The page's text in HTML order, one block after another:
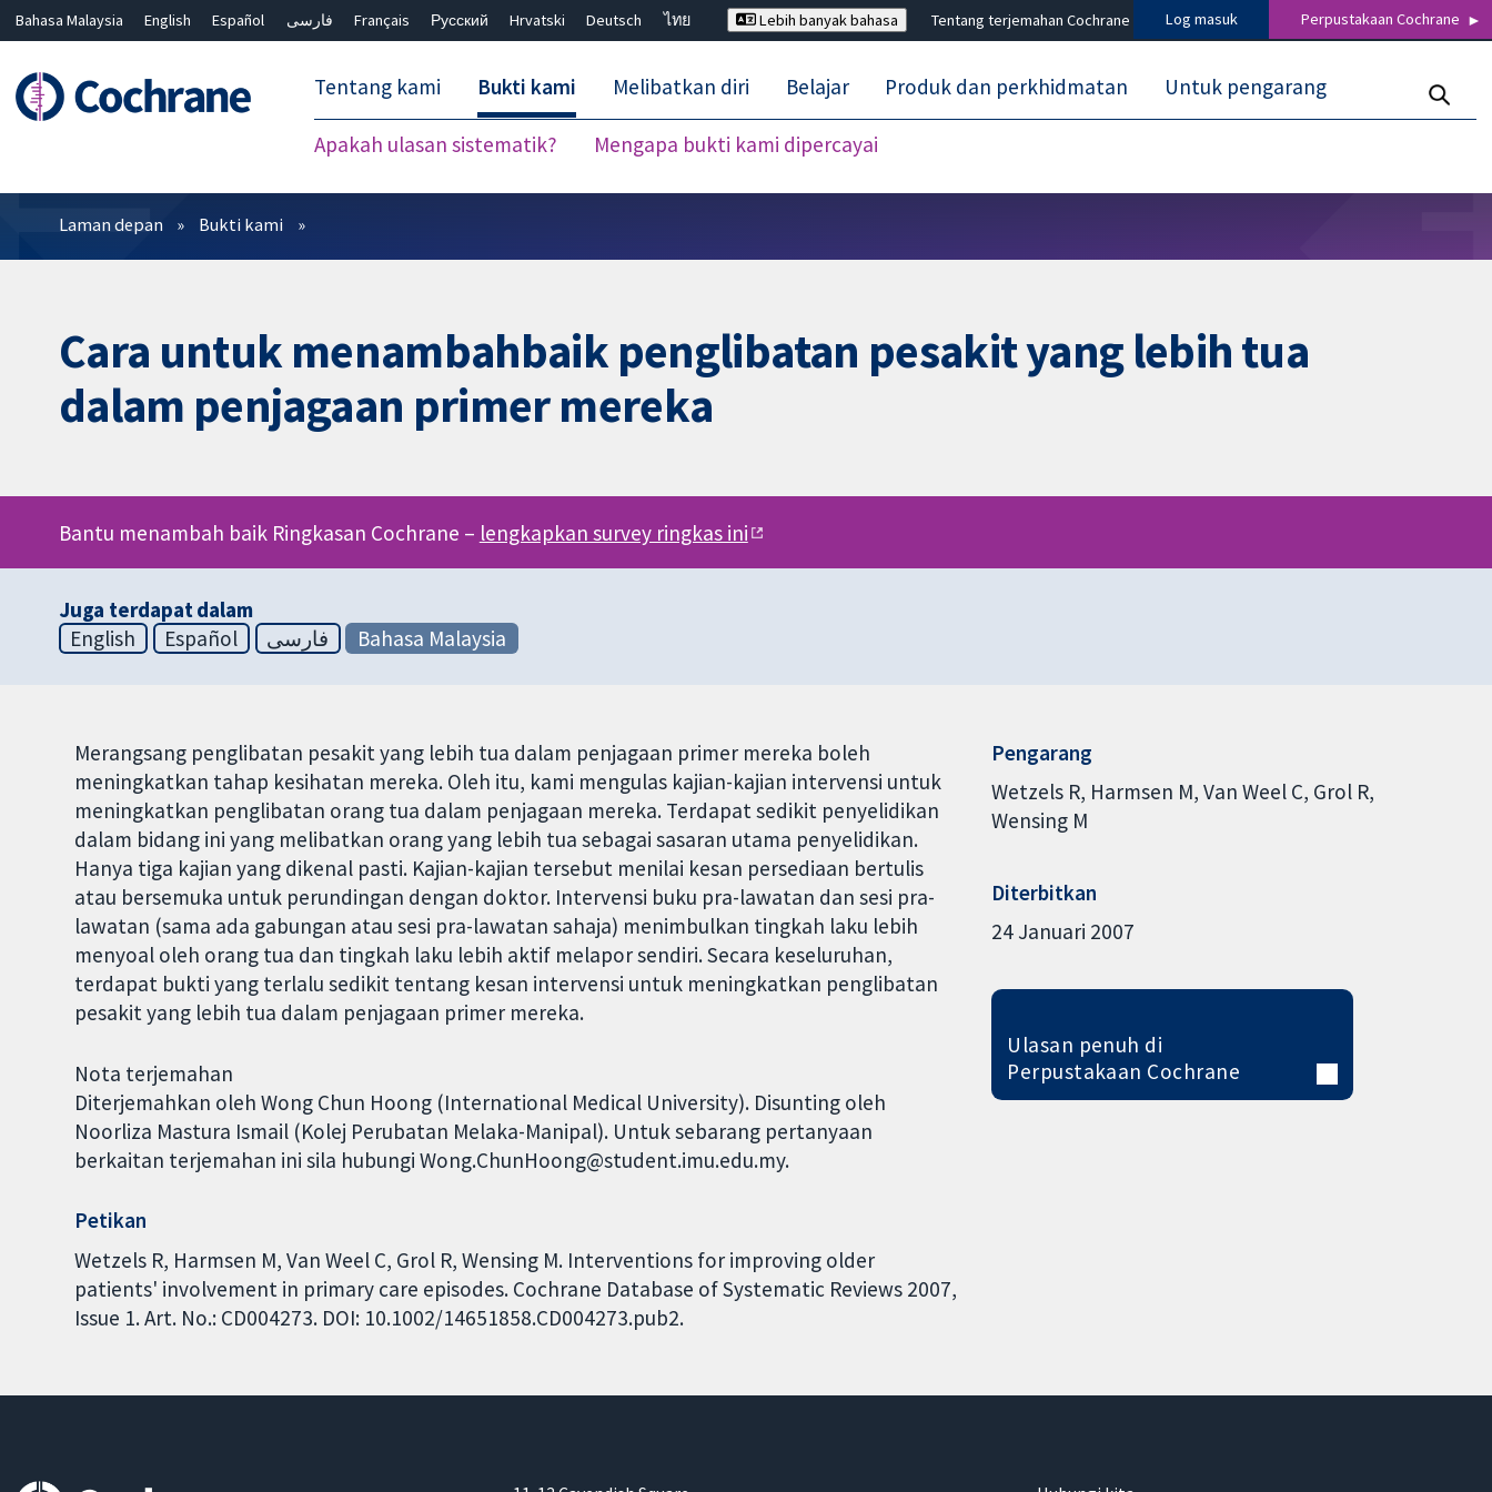
Bahasa Malaysia English Español فارسی Français Русский Hrvatski Deutsch
ไทย
Lebih banyak bahasa Tentang terjemahan Cochrane Log masuk Perpustakaan Cochrane
Tentang kami Bukti kami
Apakah ulasan sistematik? Mengapa bukti kami dipercayai
Melibatkan diri Belajar Produk dan perkhidmatan Untuk pengarang
Penapis
Laman depan Bukti kami
Cara untuk menambahbaik penglibatan pesakit yang lebih tua
dalam penjagaan primer mereka
Bantu menambah baik Ringkasan Cochrane – lengkapkan survey ringkas ini
Juga terdapat dalam
English
Español فارسی Bahasa Malaysia
Merangsang penglibatan pesakit yang lebih tua dalam penjagaan primer mereka boleh
meningkatkan tahap kesihatan mereka. Oleh itu, kami mengulas kajian-kajian intervensi untuk
meningkatkan penglibatan orang tua dalam penjagaan mereka. Terdapat sedikit penyelidikan
dalam bidang ini yang melibatkan orang yang lebih tua sebagai sasaran utama penyelidikan.
Hanya tiga kajian yang dikenal pasti. Kajian-kajian tersebut menilai kesan persediaan bertulis
atau bersemuka untuk perundingan dengan doktor. Intervensi buku pra-lawatan dan sesi pra-
lawatan (sama ada gabungan atau sesi pra-lawatan sahaja) menimbulkan tingkah laku lebih
menyoal oleh orang tua dan tingkah laku lebih aktif melapor sendiri. Secara keseluruhan,
terdapat bukti yang terlalu sedikit tentang kesan intervensi untuk meningkatkan penglibatan
pesakit yang lebih tua dalam penjagaan primer mereka.
Nota terjemahan
Diterjemahkan oleh Wong Chun Hoong (International Medical University). Disunting oleh
Noorliza Mastura Ismail (Kolej Perubatan Melaka-Manipal). Untuk sebarang pertanyaan
berkaitan terjemahan ini sila hubungi Wong.ChunHoong@student.imu.edu.my.
Petikan
Wetzels R, Harmsen M, Van Weel C, Grol R, Wensing M. Interventions for improving older
patients' involvement in primary care episodes. Cochrane Database of Systematic Reviews 2007,
Issue 1. Art. No.: CD004273. DOI: 10.1002/14651858.CD004273.pub2.
Pengarang
Wetzels R Harmsen M Van Weel C Grol R
Wensing M
Diterbitkan
24 Januari 2007
Ulasan penuh di
Perpustakaan Cochrane